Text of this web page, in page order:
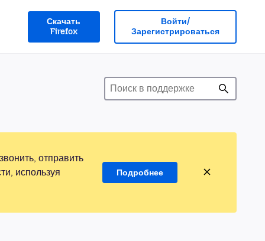
Скачать
Firefox
Войти/
Зарегистрироваться
отправить
используя
Подробнее